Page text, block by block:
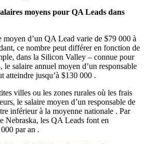
moyens pour QA Leads dans
d’un QA Lead varie de $79 000 à
ce nombre peut différer en fonction de
dans la Silicon Valley – connue pour
le salaire annuel moyen d’un responsable
atteindre jusqu’à $130 000 .
villes ou les zones rurales où les frais
le salaire moyen d’un responsable de
inférieur à la moyenne nationale . Par
Nebraska, les QA Leads font en
par an .